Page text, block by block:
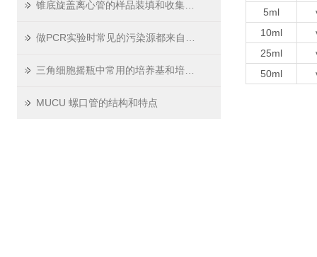
MUCU 螺口管的结构和特点
5ml
10ml
25ml
50ml